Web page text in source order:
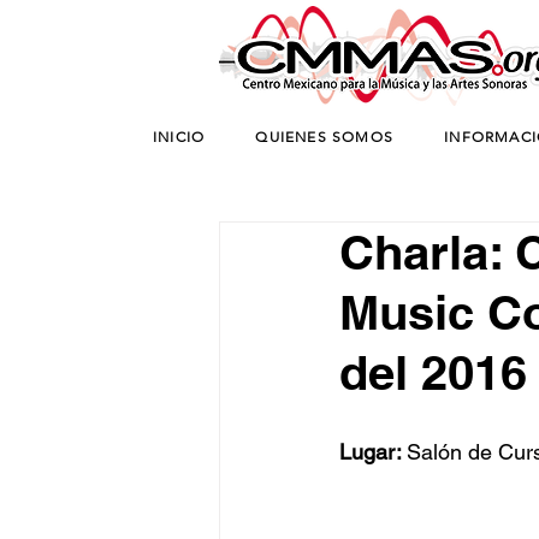
INICIO QUIENES SOMOS
Charla:
Music
del 2016
Lugar: Salón de